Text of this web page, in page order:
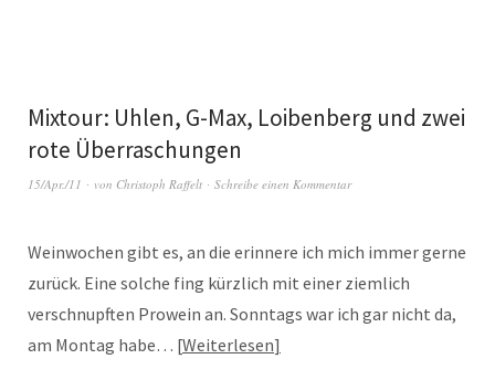
Mixtour: Uhlen, G-Max, Loibenberg und zwei
rote Überraschungen
15/Apr./11 von Christoph Raffelt Schreibe einen Kommentar
Weinwochen gibt es, an die erinnere ich mich immer gerne
zurück. Eine solche fing kürzlich mit einer ziemlich
verschnupften Prowein an. Sonntags war ich gar nicht da,
am Montag habe… Weiterlesen